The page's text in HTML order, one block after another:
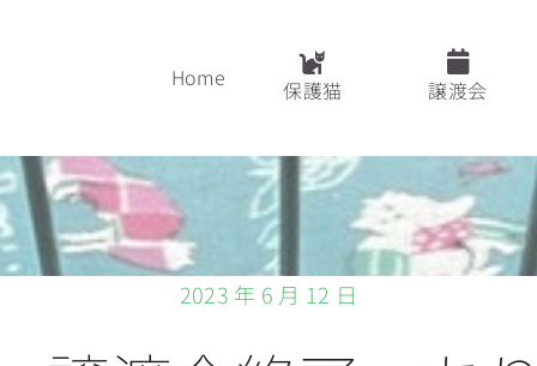
Home 保護猫 譲渡会
2023 年 6 月 12 日